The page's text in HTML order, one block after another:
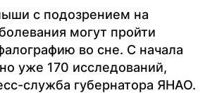
с подозрением на
могут пройти
во сне. С начала
уже 170 исследований,
служба губернатора ЯНАО.